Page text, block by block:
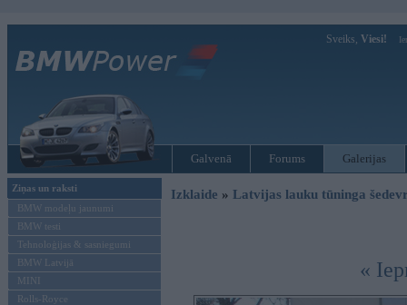
Sveiks, Viesi!
Galvenā Forums Galerijas
Ziņas un raksti
BMW modeļu jaunumi
BMW testi
Tehnoloģijas & sasniegumi
BMW Latvijā
MINI
Rolls-Royce
Izklaide » Latvijas lauku tūninga
«